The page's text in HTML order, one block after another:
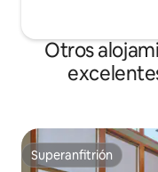
Otros
Superanfitrión
Superanfitrión